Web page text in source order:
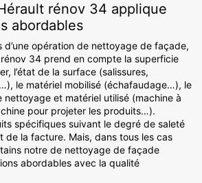
rénov 34 applique
abordables
d’une opération de nettoyage de façade,
34 prend en compte la superficie
l’état de la surface (salissures,
le matériel mobilisé (échafaudage…), le
nettoyage et matériel utilisé (machine à
pour projeter les produits…).
spécifiques suivant le degré de saleté
de la facture. Mais, dans tous les cas
notre de nettoyage de façade
abordables avec la qualité